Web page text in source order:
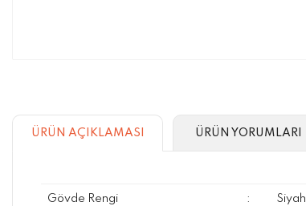
ÜRÜN AÇIKLAMASI ÜRÜN YORUMLARI
Gövde Rengi : Siyah